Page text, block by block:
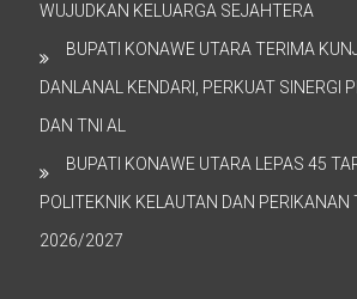
WUJUDKAN KELUARGA SEJAHTERA
BUPATI KONAWE UTARA TERIMA
DANLANAL KENDARI, PERKUAT SINERGI
DAN TNI AL
BUPATI KONAWE UTARA LEPAS 45
POLITEKNIK KELAUTAN DAN PERIKANAN
2026/2027